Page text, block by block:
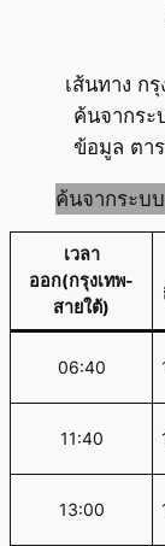
เส้นทาง ก
ค้นจากระ
ข้อมูล ตา
ค้นจากระบ
เวลา
ออก(กรุงเทพ-
สายใต้)
06:40
11:40
13:00